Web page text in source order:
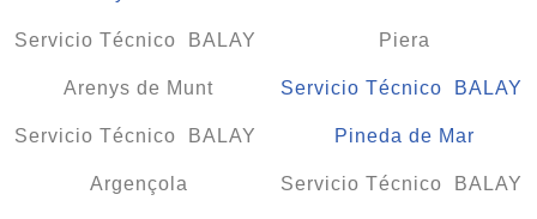
Servicio Técnico BALAY
Arenys de Munt
Servicio Técnico BALAY
Argençola
Piera
Servicio Técnico BALAY
Pineda de Mar
Servicio Técnico BALAY